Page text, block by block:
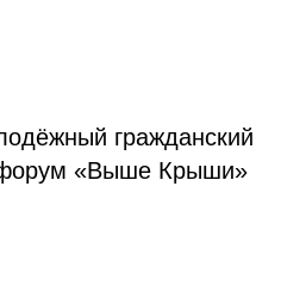
гражданский
«Выше Крыши»